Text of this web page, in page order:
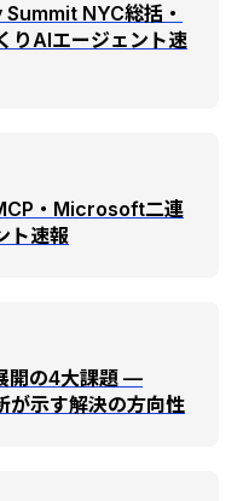
NYC総括・
AIエージェント速
・Microsoft二連
ト速報
開の4大課題 —
示す解決の方向性